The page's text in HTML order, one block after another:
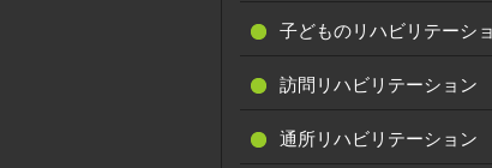
子どものリハビリテーシ
訪問リハビリテーション
通所リハビリテーション